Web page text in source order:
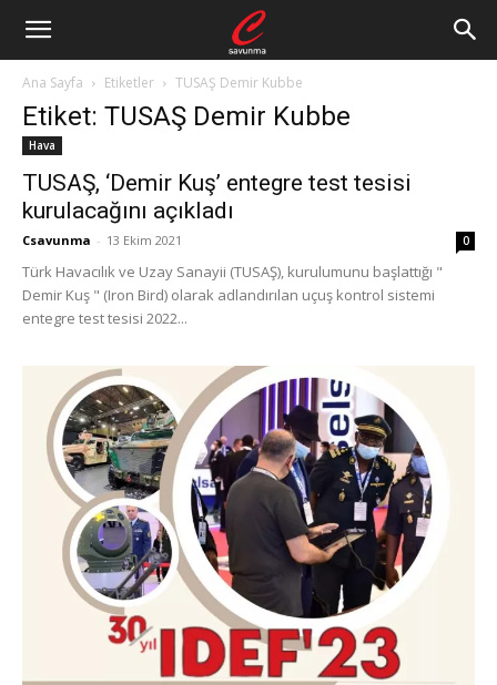
Ana Sayfa Etiketler TUSAŞ Demir Kubbe
Etiket: TUSAŞ Demir Kubbe
Hava
TUSAŞ, ‘Demir Kuş’ entegre test tesisi
kurulacağını açıkladı
Csavunma - 13 Ekim 2021 0
Türk Havacılık ve Uzay Sanayii (TUSAŞ), kurulumunu başlattığı "
Demir Kuş " (Iron Bird) olarak adlandırılan uçuş kontrol sistemi
entegre test tesisi 2022...